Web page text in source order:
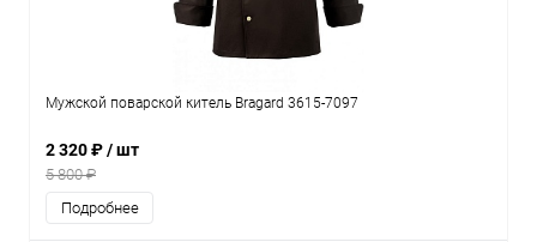
Мужской поварской китель Bragard 3615-7097
2 320 ₽/ шт
5 800 ₽
Подробнее